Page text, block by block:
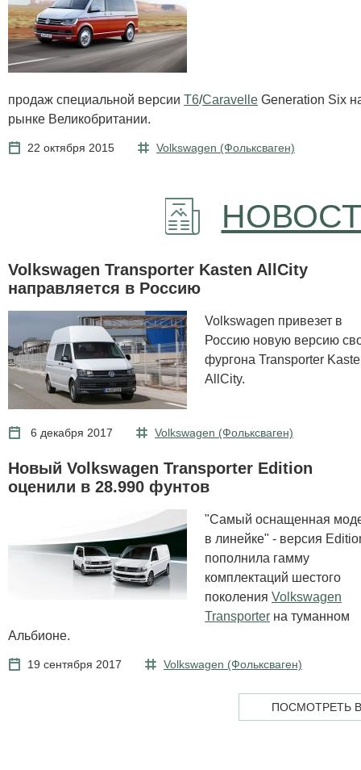
продаж специальной версии T6/Caravelle Generation Six
рынке Великобритании.
22 октября 2015 Volkswagen (Фольксваген)
Volkswagen Transporter Kasten AllCity
направляется в Россию
Volkswagen привезет в
Россию новую версию
фургона Transporter
AllCity.
6 декабря 2017 Volkswagen (Фольксваген)
Новый Volkswagen Transporter Edition
оценили в 28.990 фунтов
"Самый оснащенная
в линейке" - версия
пополнила гамму
комплектаций шестого
поколения Volkswagen
Transporter на туманном
Альбионе.
19 сентября 2017 Volkswagen (Фольксваген)
ПОСМОТРЕТЬ